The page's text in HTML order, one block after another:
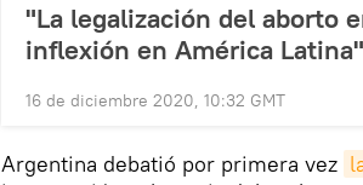
"La legalización del aborto
inflexión en América Latina"
16 de diciembre 2020, 10:32 GMT
Argentina debatió por primera vez